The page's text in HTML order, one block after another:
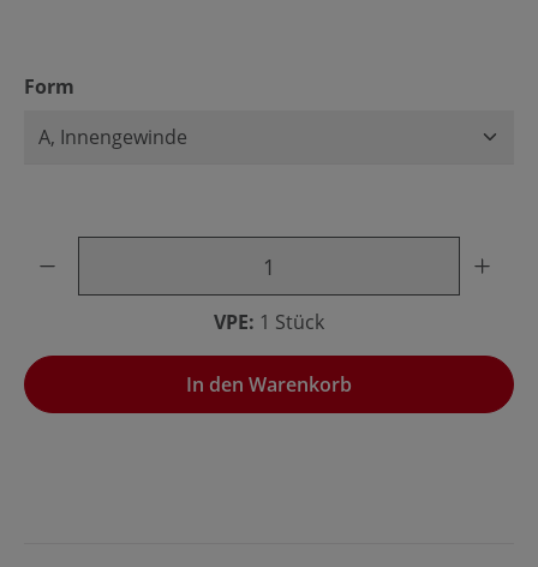
Form
VPE: 1 Stück
In den Warenkorb